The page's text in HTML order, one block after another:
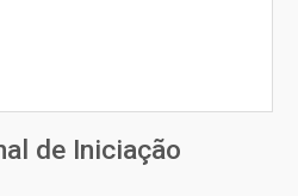
de Iniciação